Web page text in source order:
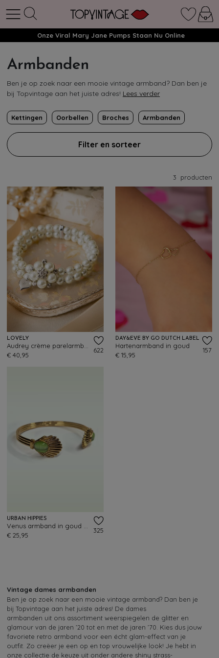
Onze Viral Mary Jane Pumps Staan Nu Online
Armbanden
Ben je op zoek naar een mooie vintage armband? Dan ben je
bij Topvintage aan het juiste adres! Lees verder
Kettingen Oorbellen Broches Armbanden
Filter en sorteer
3 producten
LOVELY
€ 40,95
622
DAY&EVE BY GO DUTCH LABEL
Hartenarmband in goud
€ 15,95
157
URBAN HIPPIES
€ 25,95
325
Vintage dames armbanden
Ben je op zoek naar een mooie vintage armband? Dan ben je
bij Topvintage aan het juiste adres! De dames
armbanden uit ons assortiment weerspiegelen de glitter en
glamour van de jaren ’20 tot en met de jaren ’70. Kies dus jouw
favoriete retro armband voor een écht glam-effect van je
outfit. Zo creëer je een op en top vrouwelijke look! Je hebt in
onze collectie de keuze uit onder andere shiny strass-